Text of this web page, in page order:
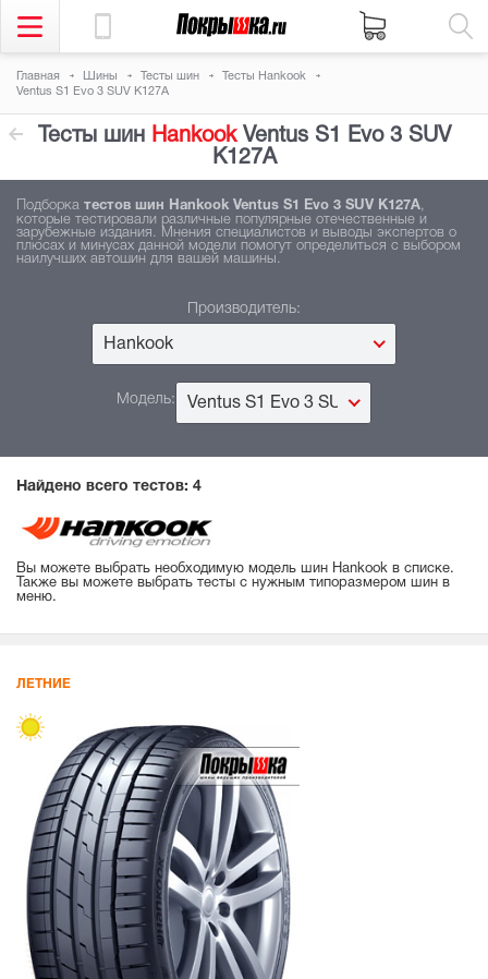
Главная Шины Тесты шин
Тесты Hankook
Ventus S1 Evo 3 SUV K127A
Тесты шин HankookVentus S1 Evo 3 SUV
K127A
Подборка тестов шин Hankook Ventus S1 Evo 3 SUV K127A,
которые тестировали различные популярные отечественные и
зарубежные издания. Мнения специалистов и выводы экспертов о
плюсах и минусах данной модели помогут определиться с выбором
наилучших автошин для вашей машины.
Производитель:
Hankook
Модель: Ventus S1 Evo 3 SUV K127A
Найдено всего тестов: 4
Вы можете выбрать необходимую модель шин Hankook в списке.
Также вы можете выбрать тесты с нужным типоразмером шин в
меню.
ЛЕТНИЕ